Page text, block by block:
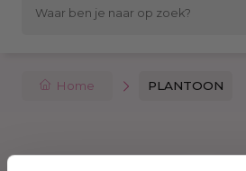
Home PLANTOON